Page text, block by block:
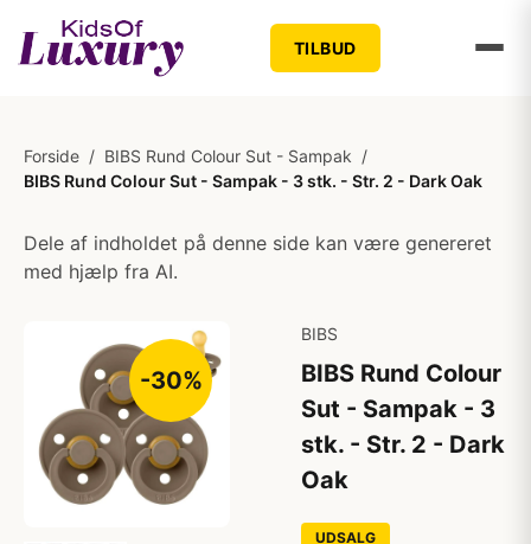
TILBUD
Forside / BIBS Rund Colour Sut - Sampak /
BIBS Rund Colour Sut - Sampak - 3 stk. - Str. 2 - Dark Oak
Dele af indholdet på denne side kan være genereret
med hjælp fra AI.
-30%
BIBS
BIBS Rund Colour
Sut - Sampak - 3
stk. - Str. 2 - Dark
Oak
UDSALG